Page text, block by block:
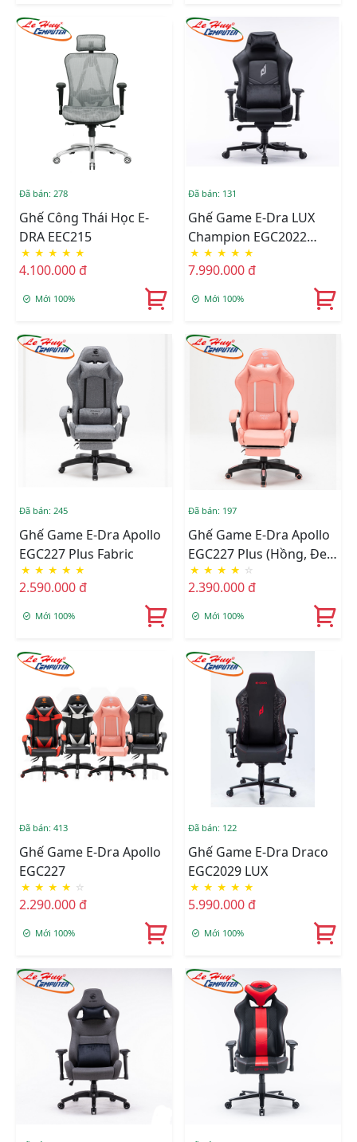
Đã bán: 278
Ghế Công Thái Học E-
DRA EEC215
★ ★ ★ ★ ★
4.100.000 đ
Mới 100%
Đã bán: 131
Ghế Game E-Dra LUX
Champion EGC2022
NAPPA
(Đen/Trắng/Navy)
★ ★ ★ ★ ★
7.990.000 đ
Mới 100%
Đã bán: 245
Ghế Game E-Dra Apollo
EGC227 Plus Fabric
★ ★ ★ ★ ★
2.590.000 đ
Mới 100%
Đã bán: 197
Ghế Game E-Dra Apollo
EGC227 Plus (Hồng, Đen
Đỏ, Đen Trắng,Đen)
★ ★ ★ ★ ☆
2.390.000 đ
Mới 100%
Đã bán: 413
Ghế Game E-Dra Apollo
EGC227
★ ★ ★ ★ ☆
2.290.000 đ
Mới 100%
Đã bán: 122
Ghế Game E-Dra Draco
EGC2029 LUX
★ ★ ★ ★ ★
5.990.000 đ
Mới 100%